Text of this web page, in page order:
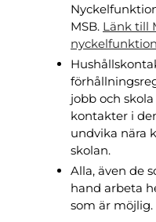
MSB. Länk till
jobb och
kontakter i
undvika nära
skolan.
Alla, även de
hand arbeta
som är möjlig.